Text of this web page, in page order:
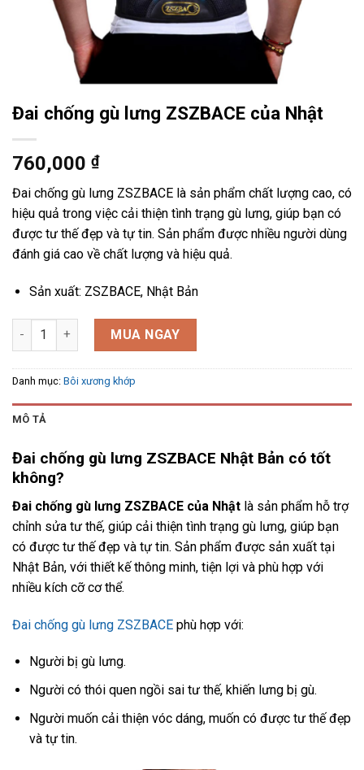
Đai chống gù lưng ZSZBACE của Nhật
760,000 ₫
Đai chống gù lưng ZSZBACE là sản phẩm chất lượng cao, có
hiệu quả trong việc cải thiện tình trạng gù lưng, giúp bạn có
được tư thế đẹp và tự tin. Sản phẩm được nhiều người dùng
đánh giá cao về chất lượng và hiệu quả.
Sản xuất: ZSZBACE, Nhật Bản
Đai chống gù lưng ZSZBACE của Nhật số lượng
MUA NGAY
Danh mục: Bôi xương khớp
MÔ TẢ
Đai chống gù lưng ZSZBACE Nhật Bản có tốt
không?
Đai chống gù lưng ZSZBACE của Nhật là sản phẩm hỗ trợ
chỉnh sửa tư thế, giúp cải thiện tình trạng gù lưng, giúp bạn
có được tư thế đẹp và tự tin. Sản phẩm được sản xuất tại
Nhật Bản, với thiết kế thông minh, tiện lợi và phù hợp với
nhiều kích cỡ cơ thể.
Đai chống gù lưng ZSZBACE phù hợp với:
Người bị gù lưng.
Người có thói quen ngồi sai tư thế, khiến lưng bị gù.
Người muốn cải thiện vóc dáng, muốn có được tư thế đẹp
và tự tin.